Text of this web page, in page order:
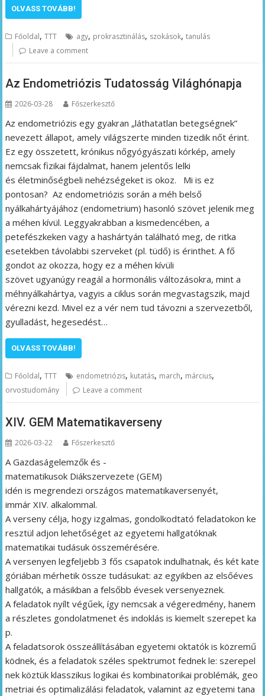
OLVASS TOVÁBB!
Főoldal,TTT agy, prokrasztinálás, szokások,tanulás
Leave a comment
Az Endometriózis Tudatosság Világhónapja
2026-03-28 Főszerkesztő
Az endometriózis egy gyakran „láthatatlan betegségnek”
nevezett állapot, amely világszerte minden tizedik nőt érint.
Ez egy összetett, krónikus nőgyógyászati kórkép, amely
nemcsak fizikai fájdalmat, hanem jelentős lelki
és életminőségbeli nehézségeket is okoz. Mi is ez
pontosan? Az endometriózis során a méh belső
nyálkahártyájához (endometrium) hasonló szövet jelenik meg
a méhen kívül. Leggyakrabban a kismedencében, a
petefészkeken vagy a hashártyán található meg, de ritka
esetekben távolabbi szerveket (pl. tüdő) is érinthet. A fő
gondot az okozza, hogy ez a méhen kívüli
szövet ugyanúgy reagál a hormonális változásokra, mint a
méhnyálkahártya, vagyis a ciklus során megvastagszik, majd
vérezni kezd. Mivel ez a vér nem tud távozni a szervezetből,
gyulladást, hegesedést…
OLVASS TOVÁBB!
Főoldal,TTT endometriózis, kutatás, march, március,
orvostudomány Leave a comment
XIV. GEM Matematikaverseny
2026-03-22 Főszerkesztő
A Gazdaságelemzők és -
matematikusok Diákszervezete (GEM)
idén is megrendezi országos matematikaversenyét,
immár XIV. alkalommal.
A verseny célja, hogy izgalmas, gondolkodtató feladatokon ke
resztül adjon lehetőséget az egyetemi hallgatóknak
matematikai tudásuk összemérésére.
A versenyen legfeljebb 3 fős csapatok indulhatnak, és két kate
góriában mérhetik össze tudásukat: az egyikben az elsőéves
hallgatók, a másikban a felsőbb évesek versenyeznek.
A feladatok nyílt végűek, így nemcsak a végeredmény, hanem
a részletes gondolatmenet és indoklás is kiemelt szerepet ka
p.
A feladatsorok összeállításában egyetemi oktatók is közremű
ködnek, és a feladatok széles spektrumot fednek le: szerepel
nek köztük klasszikus logikai és kombinatorikai problémák, geo
metriai és optimalizálási feladatok, valamint az egyetemi tana